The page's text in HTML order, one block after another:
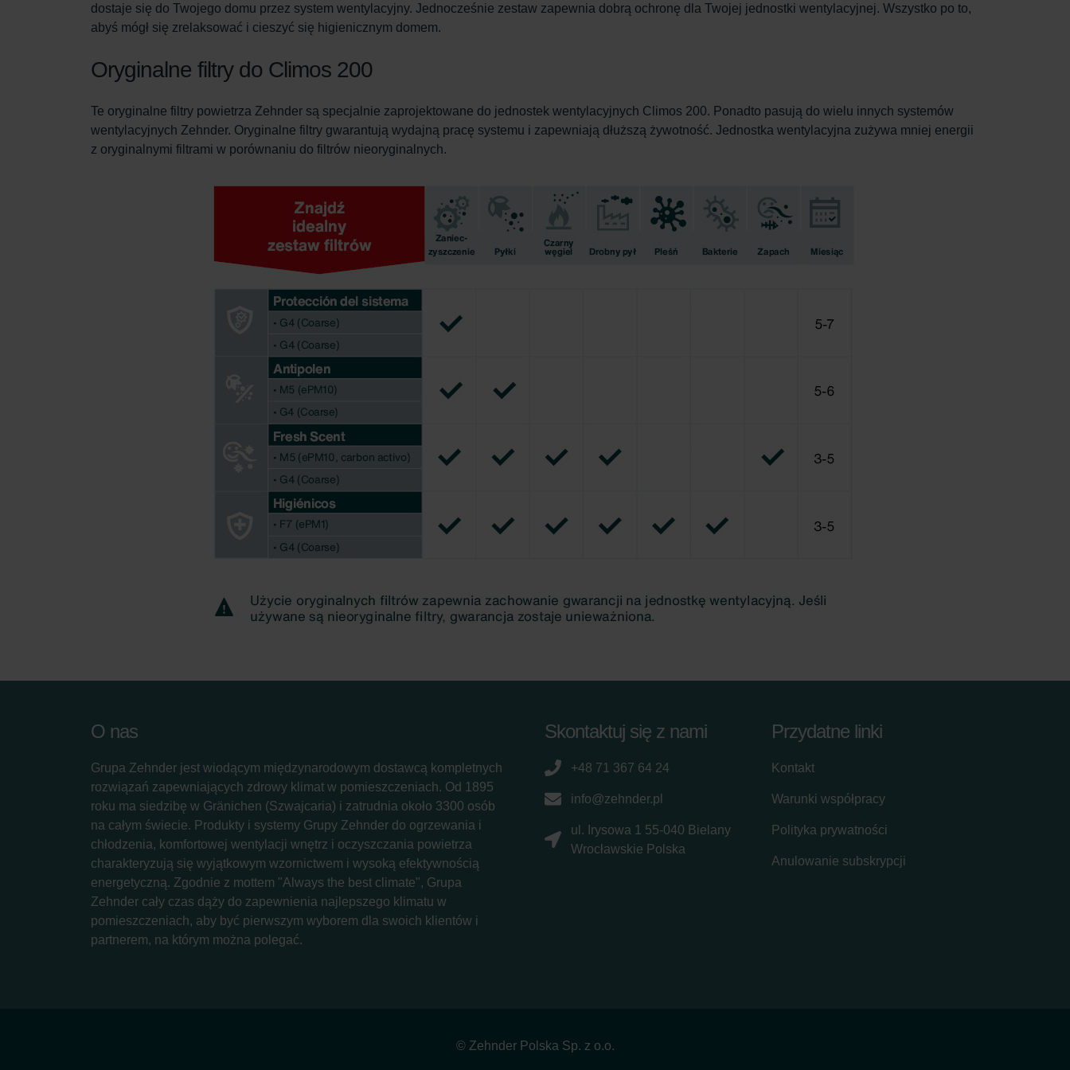
dostaje się do Twojego domu przez system wentylacyjny. Jednocześnie zestaw zapewnia dobrą ochronę dla Twojej jednostki wentylacyjnej. Wszystko po to,
abyś mógł się zrelaksować i cieszyć się higienicznym domem.
Oryginalne filtry do Climos 200
Te oryginalne filtry powietrza Zehnder są specjalnie zaprojektowane do jednostek wentylacyjnych Climos 200. Ponadto pasują do wielu innych systemów
wentylacyjnych Zehnder. Oryginalne filtry gwarantują wydajną pracę systemu i zapewniają dłuższą żywotność. Jednostka wentylacyjna zużywa mniej energii
z oryginalnymi filtrami w porównaniu do filtrów nieoryginalnych.
O nas
Grupa Zehnder jest wiodącym międzynarodowym dostawcą kompletnych
rozwiązań zapewniających zdrowy klimat w pomieszczeniach. Od 1895
roku ma siedzibę w Gränichen (Szwajcaria) i zatrudnia około 3300 osób
na całym świecie. Produkty i systemy Grupy Zehnder do ogrzewania i
chłodzenia, komfortowej wentylacji wnętrz i oczyszczania powietrza
charakteryzują się wyjątkowym wzornictwem i wysoką efektywnością
energetyczną. Zgodnie z mottem "Always the best climate", Grupa
Zehnder cały czas dąży do zapewnienia najlepszego klimatu w
pomieszczeniach, aby być pierwszym wyborem dla swoich klientów i
partnerem, na którym można polegać.
Skontaktuj się z nami
+48 71 367 64 24
info@zehnder.pl
ul. Irysowa 1 55-040 Bielany
Wrocławskie Polska
Przydatne linki
Kontakt
Warunki współpracy
Polityka prywatności
Anulowanie subskrypcji
© Zehnder Polska Sp. z o.o.